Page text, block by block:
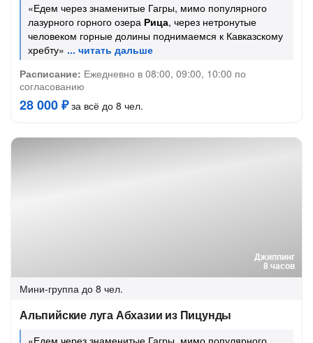
«Едем через знаменитые Гагры, мимо популярного
лазурного горного озера Рица, через нетронутые
человеком горные долины поднимаемся к Кавказскому
хребту»
Расписание: Ежедневно в 08:00, 09:00, 10:00 по
согласованию
28 000 ₽за всё до 8 чел.
Джиппинг
8 часов
Мини-группа до 8 чел.
Альпийские луга Абхазии из Пицунды
«Едем через знаменитые Гагры, мимо популярного